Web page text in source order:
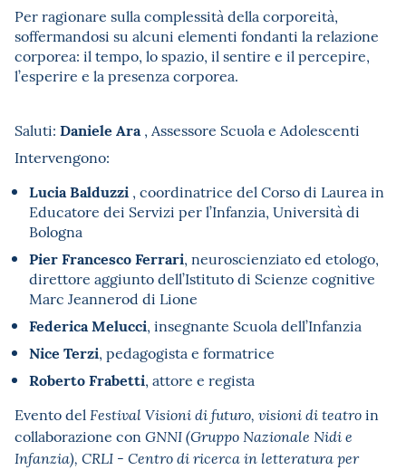
Per ragionare sulla complessità della corporeità,
soffermandosi su alcuni elementi fondanti la relazione
corporea: il tempo, lo spazio, il sentire e il percepire,
l’esperire e la presenza corporea.
Saluti: Daniele Ara , Assessore Scuola e Adolescenti
Intervengono:
Lucia Balduzzi , coordinatrice del Corso di Laurea in
Educatore dei Servizi per l’Infanzia, Università di
Bologna
Pier Francesco Ferrari, neuroscienziato ed etologo,
direttore aggiunto dell’Istituto di Scienze cognitive
Marc Jeannerod di Lione
Federica Melucci, insegnante Scuola dell’Infanzia
Nice Terzi, pedagogista e formatrice
Roberto Frabetti, attore e regista
Evento del Festival Visioni di futuro, visioni di teatroin
collaborazione con GNNI (Gruppo Nazionale Nidi e
Infanzia), CRLI - Centro di ricerca in letteratura per